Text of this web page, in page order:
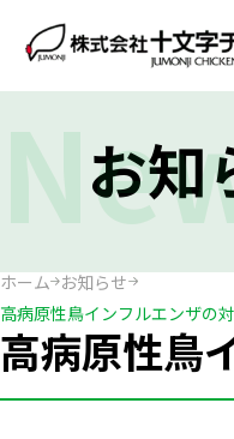
お知
ホーム お知らせ
高病原性鳥インフルエンザの
高病原性鳥